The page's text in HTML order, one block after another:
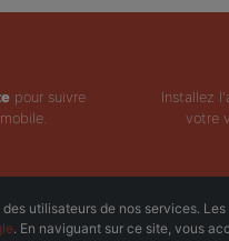
pour suivre
Installez
votre
réservés.
utilisateurs de nos services. Les
. En naviguant sur ce site, vous